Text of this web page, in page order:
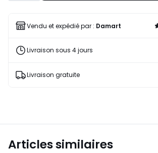
Vendu et expédié par : Damart
Livraison sous 4 jours
Livraison gratuite
Articles similaires